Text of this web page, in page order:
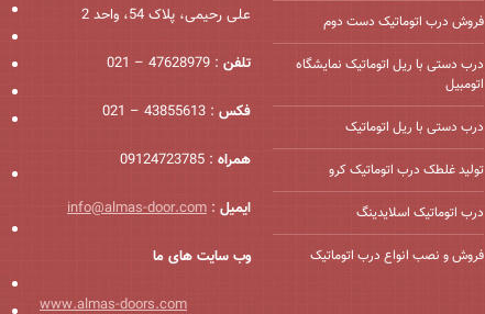
فروش درب اتوماتیک دست دوم
درب دستی با ریل اتوماتیک نمایشگاه
اتومبیل
درب دستی با ریل اتوماتیک
تولید غلطک درب اتوماتیک کرو
درب اتوماتیک اسلایدینگ
فروش و نصب انواع درب اتوماتیک
علی رحیمی، پلاک 54، واحد 2
تلفن : 47628979 – 021
فکس : 43855613 – 021
همراه : 09124723785
ایمیل :
info@almas-door.com
وب سایت های ما
www.almas-doors.com